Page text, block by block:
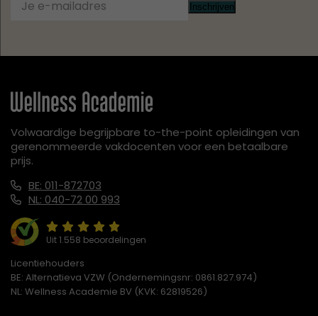
Inschrijven
Volwaardige begrijpbare to-the-point opleidingen van
gerenommeerde vakdocenten voor een betaalbare
prijs.
BE: 011-872703
NL: 040-72 00 993
Uit 1.558 beoordelingen
Licentiehouders
BE: Alternatieva VZW (Ondernemingsnr: 0861.827.974)
NL: Wellness Academie BV (KVK: 62819526)